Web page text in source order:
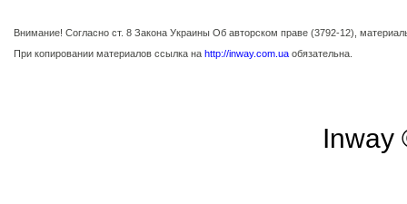
Внимание! Согласно ст. 8 Закона Украины Об авторском праве (3792-12),
При копировании материалов ссылка на http://inway.com.ua обязательна.
Inway